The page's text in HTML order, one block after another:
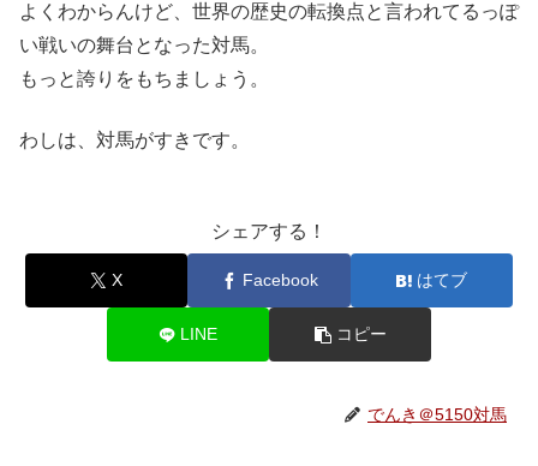
よくわからんけど、世界の歴史の転換点と言われてるっぽ
い戦いの舞台となった対馬。
もっと誇りをもちましょう。
わしは、対馬がすきです。
シェアする！
X Facebook はてブ
LINE コピー
でんき＠5150対馬